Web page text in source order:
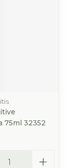
75ml 32352